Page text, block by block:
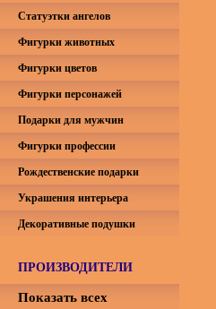
Статуэтки ангелов
Фигурки животных
Фигурки цветов
Фигурки персонажей
Подарки для мужчин
Фигурки профессии
Рождественские подарки
Украшения интерьера
Декоративные подушки
ПРОИЗВОДИТЕЛИ
Показать всех